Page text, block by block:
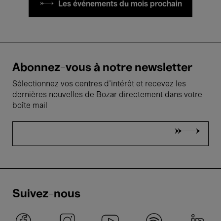
Les événements du mois prochain
Abonnez-vous à notre newsletter
Sélectionnez vos centres d'intérêt et recevez les
dernières nouvelles de Bozar directement dans votre
boîte mail
Suivez-nous